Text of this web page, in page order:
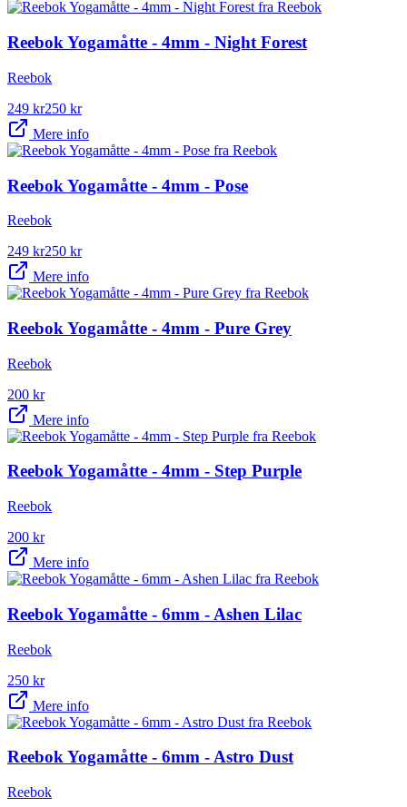
Reebok Yogamåtte - 4mm - Night Forest
Reebok
249 kr250 kr
Mere info
Reebok Yogamåtte - 4mm - Pose
Reebok
249 kr250 kr
Mere info
Reebok Yogamåtte - 4mm - Pure Grey
Reebok
200 kr
Mere info
Reebok Yogamåtte - 4mm - Step Purple
Reebok
200 kr
Mere info
Reebok Yogamåtte - 6mm - Ashen Lilac
Reebok
250 kr
Mere info
Reebok Yogamåtte - 6mm - Astro Dust
Reebok